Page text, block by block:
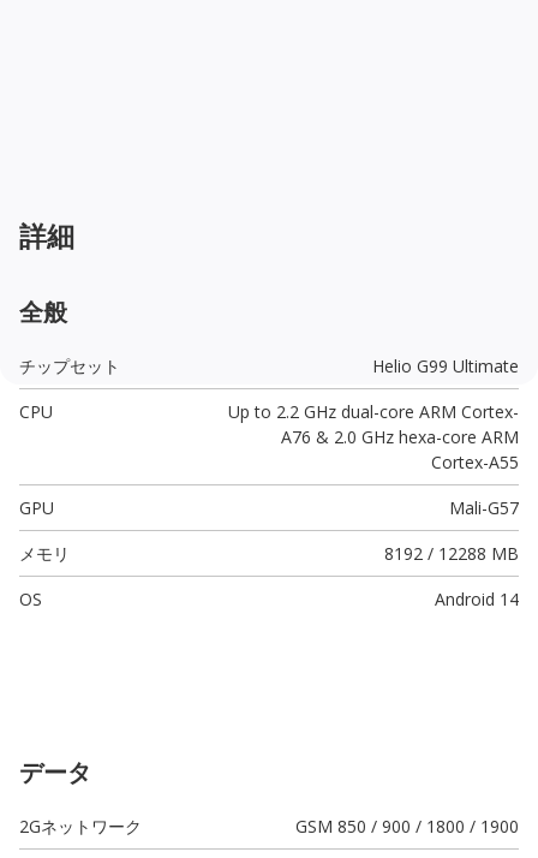
詳細
全般
チップセット
Helio G99 Ultimate
CPU
Up to 2.2 GHz dual-core ARM Cortex-
A76 & 2.0 GHz hexa-core ARM
Cortex-A55
GPU
Mali-G57
メモリ
8192 / 12288 MB
OS
Android 14
データ
2Gネットワーク
GSM 850 / 900 / 1800 / 1900